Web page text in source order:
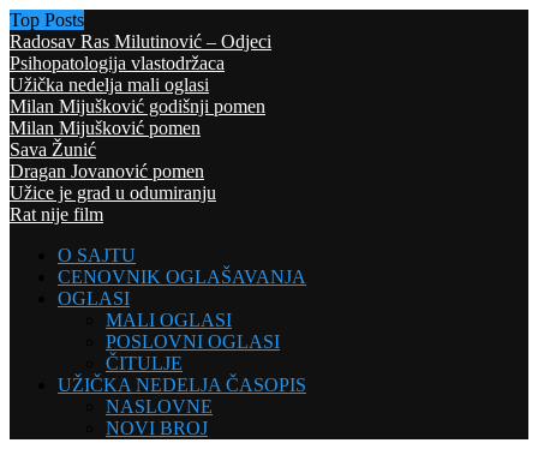
Top Posts
Radosav Ras Milutinović – Odjeci
Psihopatologija vlastodržaca
Užička nedelja mali oglasi
Milan Mijušković godišnji pomen
Milan Mijušković pomen
Sava Žunić
Dragan Jovanović pomen
Užice je grad u odumiranju
Rat nije film
O SAJTU
CENOVNIK OGLAŠAVANJA
OGLASI
MALI OGLASI
POSLOVNI OGLASI
ČITULJE
UŽIČKA NEDELJA ČASOPIS
NASLOVNE
NOVI BROJ